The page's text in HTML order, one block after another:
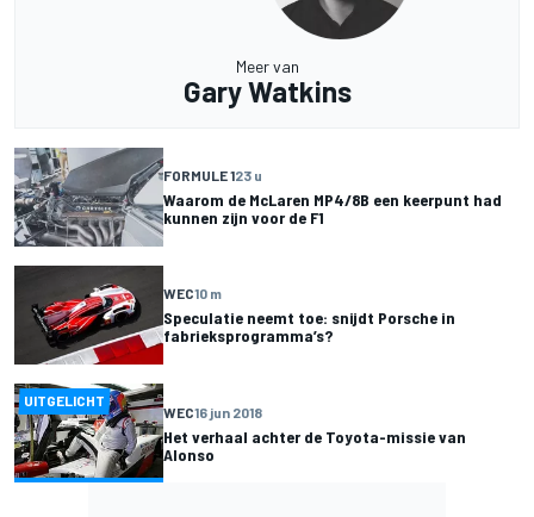
Meer van
Gary Watkins
FORMULE 123 u
Waarom de McLaren MP4/8B een keerpunt had
kunnen zijn voor de F1
WEC10 m
Speculatie neemt toe: snijdt Porsche in
fabrieksprogramma’s?
UITGELICHT
WEC16 jun 2018
Het verhaal achter de Toyota-missie van
Alonso